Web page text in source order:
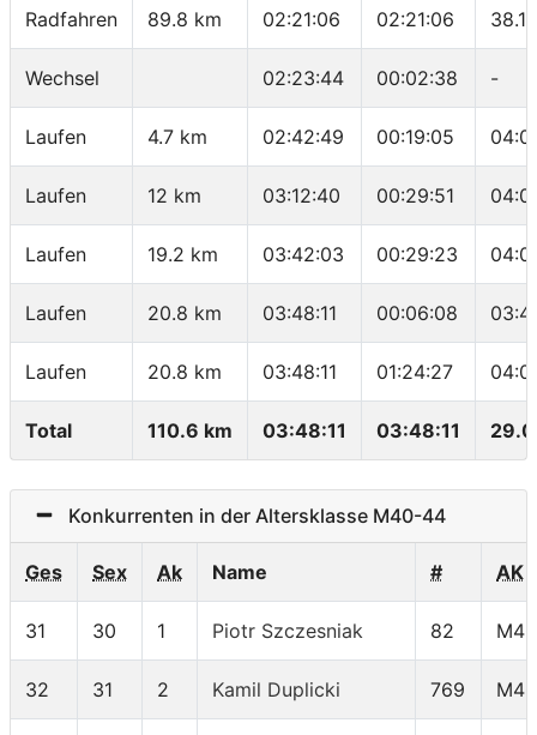
Radfahren 89.8 km 02:21:06 02:21:06
Wechsel 02:23:44 00:02:38 -
Laufen 4.7 km 02:42:49 00:19:05
Laufen 12 km 03:12:40 00:29:51
Laufen 19.2 km 03:42:03 00:29:23
Laufen 20.8 km 03:48:11 00:06:08
Laufen 20.8 km 03:48:11 01:24:27
Total 110.6 km 03:48:11 03:48:11
Konkurrenten in der Altersklasse M40-44
Ges Sex Ak Name # AK
31 30 1 Piotr Szczesniak 82
32 31 2 Kamil Duplicki 769